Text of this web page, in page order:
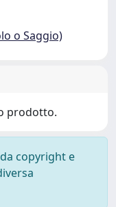
o Saggio)
prodotto.
copyright e